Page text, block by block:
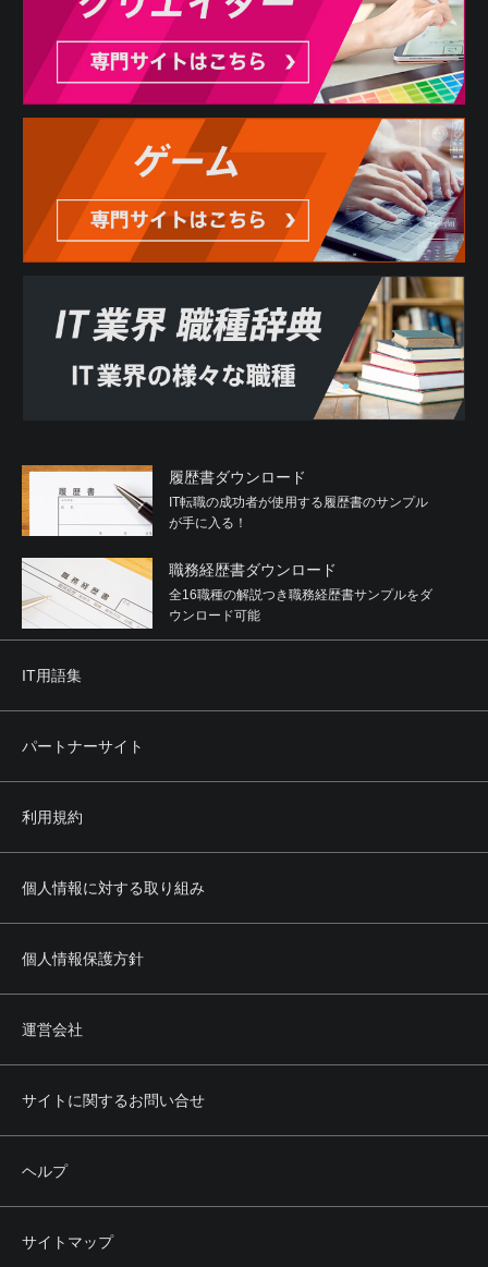
履歴書ダウンロード
IT転職の成功者が使用する履歴書のサンプル
が手に入る！
職務経歴書ダウンロード
全16職種の解説つき職務経歴書サンプルをダ
ウンロード可能
IT用語集
パートナーサイト
利用規約
個人情報に対する取り組み
個人情報保護方針
運営会社
サイトに関するお問い合せ
ヘルプ
サイトマップ